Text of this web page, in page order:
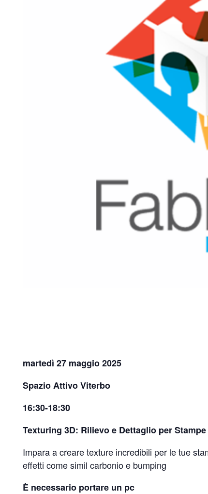
martedì 27 maggio 2025
Spazio Attivo Viterbo
16:30-18:30
Texturing 3D: Rilievo e Dettaglio per
Impara a creare texture incredibili per le tue
effetti come simil carbonio e bumping
È necessario portare un pc